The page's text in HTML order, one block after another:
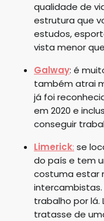
qualidade de
estrutura que
estudos,
vista menor
Galway: é
também atrai
já foi
em 2020 e
conseguir
Limerick: se
do país e tem
costuma estar
intercambistas.
trabalho por lá.
tratasse de